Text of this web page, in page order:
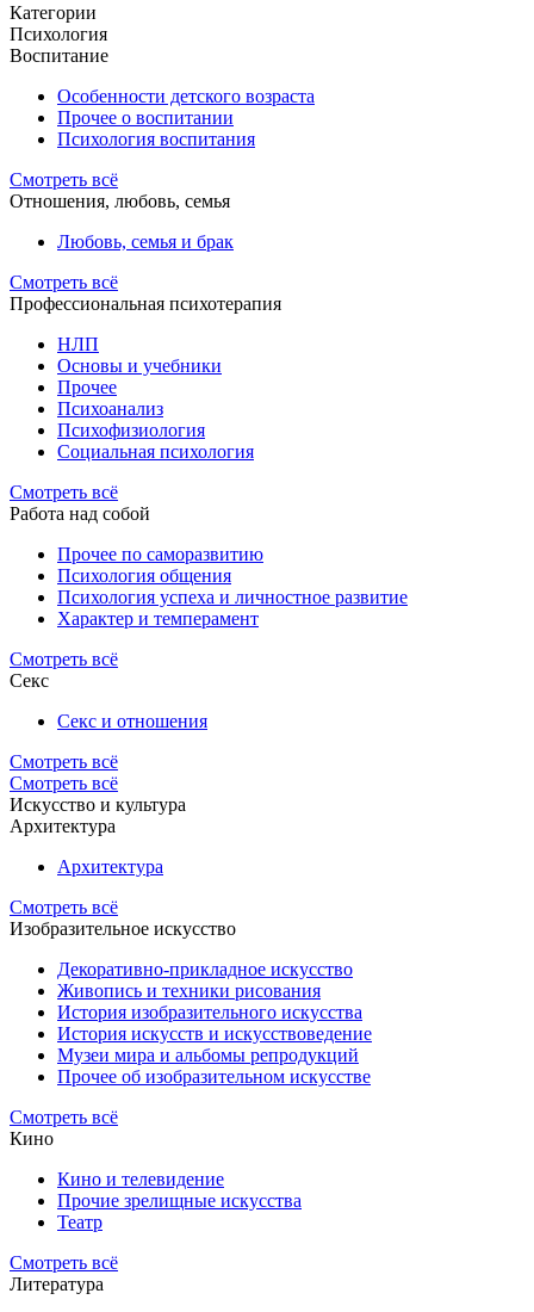
Категории
Психология
Воспитание
Особенности детского возраста
Прочее о воспитании
Психология воспитания
Смотреть всё
Отношения, любовь, семья
Любовь, семья и брак
Смотреть всё
Профессиональная психотерапия
НЛП
Основы и учебники
Прочее
Психоанализ
Психофизиология
Социальная психология
Смотреть всё
Работа над собой
Прочее по саморазвитию
Психология общения
Психология успеха и личностное развитие
Характер и темперамент
Смотреть всё
Секс
Секс и отношения
Смотреть всё
Смотреть всё
Искусство и культура
Архитектура
Архитектура
Смотреть всё
Изобразительное искусство
Декоративно-прикладное искусство
Живопись и техники рисования
История изобразительного искусства
История искусств и искусствоведение
Музеи мира и альбомы репродукций
Прочее об изобразительном искусстве
Смотреть всё
Кино
Кино и телевидение
Прочие зрелищные искусства
Театр
Смотреть всё
Литература